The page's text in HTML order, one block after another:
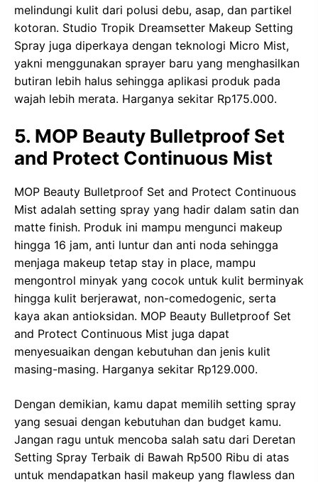
melindungi kulit dari polusi debu, asap, dan partikel
kotoran. Studio Tropik Dreamsetter Makeup Setting
Spray juga diperkaya dengan teknologi Micro Mist,
yakni menggunakan sprayer baru yang menghasilkan
butiran lebih halus sehingga aplikasi produk pada
wajah lebih merata. Harganya sekitar Rp175.000.
5. MOP Beauty Bulletproof Set
and Protect Continuous Mist
MOP Beauty Bulletproof Set and Protect Continuous
Mist adalah setting spray yang hadir dalam satin dan
matte finish. Produk ini mampu mengunci makeup
hingga 16 jam, anti luntur dan anti noda sehingga
menjaga makeup tetap stay in place, mampu
mengontrol minyak yang cocok untuk kulit berminyak
hingga kulit berjerawat, non-comedogenic, serta
kaya akan antioksidan. MOP Beauty Bulletproof Set
and Protect Continuous Mist juga dapat
menyesuaikan dengan kebutuhan dan jenis kulit
masing-masing. Harganya sekitar Rp129.000.
Dengan demikian, kamu dapat memilih setting spray
yang sesuai dengan kebutuhan dan budget kamu.
Jangan ragu untuk mencoba salah satu dari Deretan
Setting Spray Terbaik di Bawah Rp500 Ribu di atas
untuk mendapatkan hasil makeup yang flawless dan